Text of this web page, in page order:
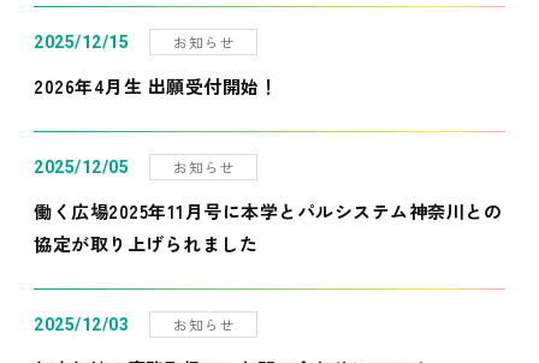
2025/12/15 お知らせ
2026年4月生 出願受付開始！
2025/12/05 お知らせ
働く広場2025年11月号に本学とパルシステム神奈川との
協定が取り上げられました
2025/12/03 お知らせ